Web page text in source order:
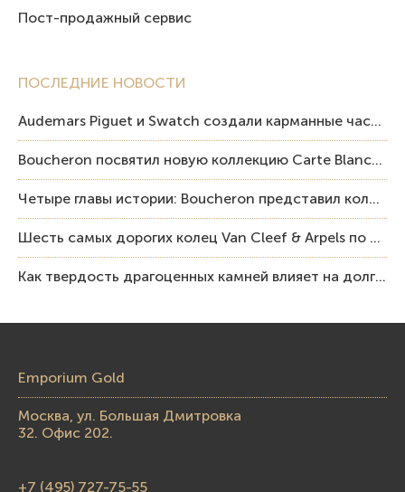
ПОСЛЕДНИЕ НОВОСТИ
Audemars Piguet и Swatch создали карманные часы в эстетике Royal Oak и Pop Art
Boucheron посвятил новую коллекцию Carte Blanche Human Being человеку и силе мастерства
Четыре главы истории: Boucheron представил коллекцию «Nom: Boucheron, Prénom: Frédéric»
Шесть самых дорогих колец Van Cleef & Arpels по итогам аукционов Sotheby’s
Как твердость драгоценных камней влияет на долговечность ювелирных изделий
Пост-продажный сервис
Emporium Gold
Москва, ул. Большая Дмитровка
32. Офис 202.
+7 (495) 727-75-55